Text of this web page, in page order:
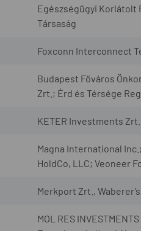
Egészségügyi Korlátolt
Társaság
Foxconn Interconnect
Budapest Főváros
Zrt.; Érd és Térsége
KETER Investments
Magna International
HoldCo, LLC; Veoneer
Merkport Zrt.,
MOL RES